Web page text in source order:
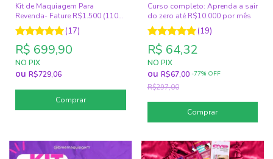
Kit de Maquiagem Para
Revenda- Fature R$1.500 (110
ITENS)
(17)
R$ 699,90
NO PIX
ou R$729,06
Comprar
Curso completo: Aprenda a sair
do zero até R$10.000 por mês
(19)
R$ 64,32
NO PIX
ou R$67,00 -77% OFF
R$297,00